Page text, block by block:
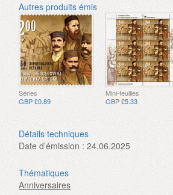
Autres produits émis
Séries
GBP £0.89
Mini-feuilles
GBP £5.33
Détails techniques
Date d’émission : 24.06.2025
Thématiques
Anniversaires